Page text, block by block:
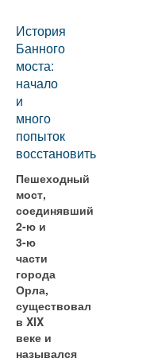
История
Банного
моста:
начало
и
много
попыток
восстановить
Пешеходный
мост,
соединявший
2-ю и
3-ю
части
города
Орла,
существовал
в XIX
веке и
назывался